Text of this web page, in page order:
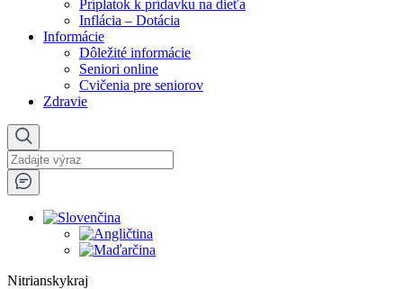
Príplatok k prídavku na dieťa
Inflácia – Dotácia
Informácie
Dôležité informácie
Seniori online
Cvičenia pre seniorov
Zdravie
Nitrianskykraj